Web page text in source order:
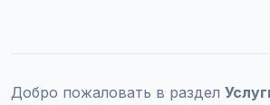
Добро пожаловать в раздел